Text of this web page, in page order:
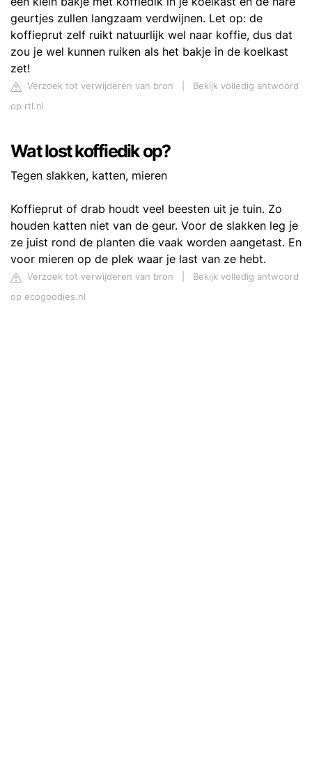
geurtjes zullen langzaam verdwijnen. Let op: de
koffieprut zelf ruikt natuurlijk wel naar koffie, dus dat
zou je wel kunnen ruiken als het bakje in de koelkast
zet!
Verzoek tot verwijderen van bron
Bekijk volledig antwoord
op rtl.nl
Wat lost koffiedik op?
Tegen slakken, katten, mieren
Koffieprut of drab houdt veel beesten uit je tuin. Zo
houden katten niet van de geur. Voor de slakken leg je
ze juist rond de planten die vaak worden aangetast. En
voor mieren op de plek waar je last van ze hebt.
Verzoek tot verwijderen van bron
Bekijk volledig antwoord
op ecogoodies.nl